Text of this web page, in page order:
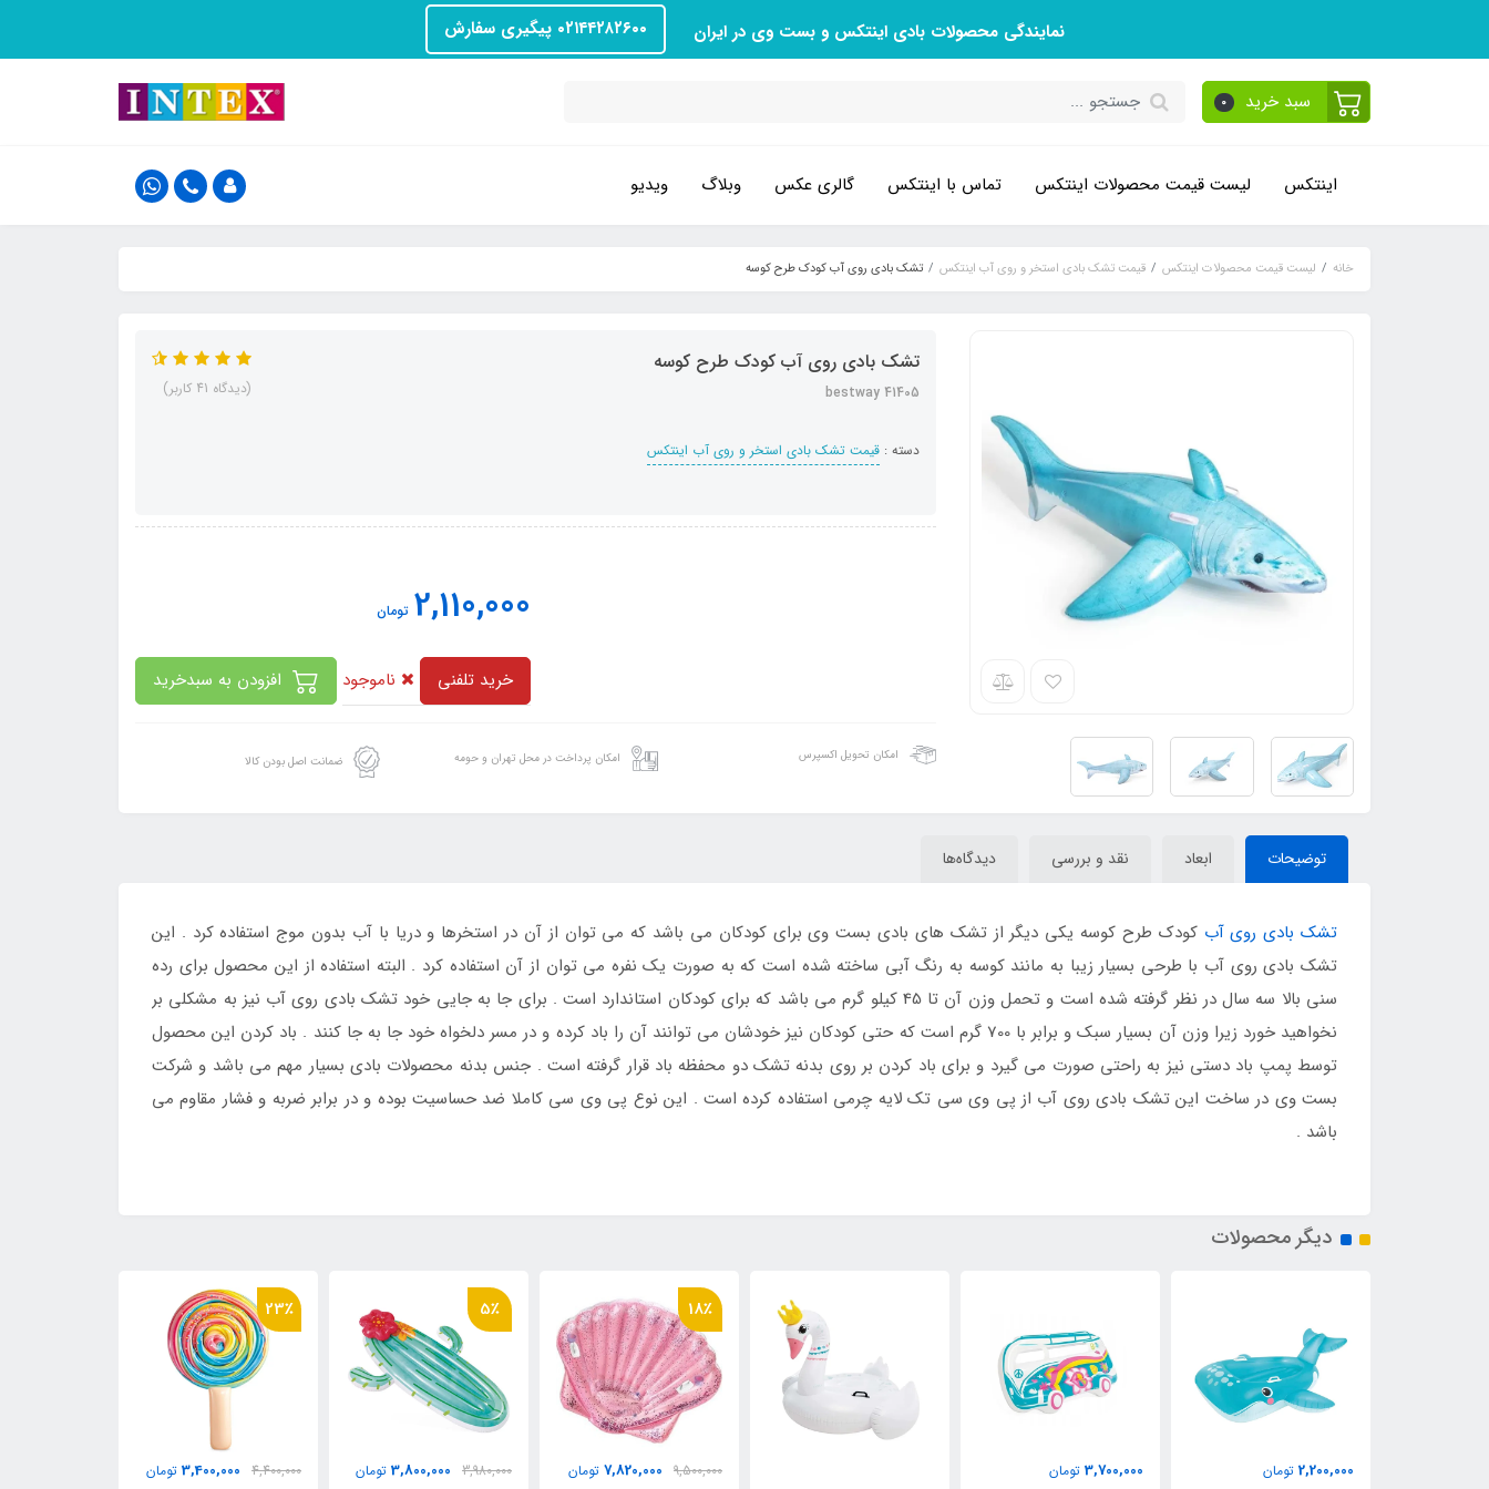
نمایندگی محصولات بادی اینتکس و بست وی در ایران ۰۲۱۴۴۲۸۲۶۰۰ پیگیری سفارش
سبد خرید 0
اینتکس لیست قیمت محصولات اینتکس تماس با اینتکس گالری عکس وبلاگ ویدیو
خانه لیست قیمت محصولات اینتکس قیمت تشک بادی استخر و روی آب اینتکس تشک بادی روی آب کودک طرح کوسه
تشک بادی روی آب کودک طرح کوسه
bestway 41405
دسته : قیمت تشک بادی استخر و روی آب اینتکس
(دیدگاه 41 کاربر)
2,110,000 تومان
خرید تلفنی ناموجود
امکان تحویل اکسپرس امکان پرداخت در محل تهران و حومه ضمانت اصل بودن کالا
توضیحات ابعاد نقد و بررسی دیدگاه‌ها
تشک بادی روی آب کودک طرح کوسه یکی دیگر از تشک های بادی بست وی برای کودکان می باشد که می توان از آن در استخرها و دریا با آب بدون موج استفاده کرد . این
تشک بادی روی آب با طرحی بسیار زیبا به مانند کوسه به رنگ آبی ساخته شده است که به صورت یک نفره می توان از آن استفاده کرد . البته استفاده از این محصول برای رده
سنی بالا سه سال در نظر گرفته شده است و تحمل وزن آن تا 45 کیلو گرم می باشد که برای کودکان استاندارد است . برای جا به جایی خود تشک بادی روی آب نیز به مشکلی بر
نخواهید خورد زیرا وزن آن بسیار سبک و برابر با 700 گرم است که حتی کودکان نیز خودشان می توانند آن را باد کرده و در مسر دلخواه خود جا به جا کنند . باد کردن این محصول
توسط پمپ باد دستی نیز به راحتی صورت می گیرد و برای باد کردن بر روی بدنه تشک دو محفظه باد قرار گرفته است . جنس بدنه محصولات بادی بسیار مهم می باشد و شرکت
بست وی در ساخت این تشک بادی روی آب از پی وی سی تک لایه چرمی استفاده کرده است . این نوع پی وی سی کاملا ضد حساسیت بوده و در برابر ضربه و فشار مقاوم می
باشد .
دیگر محصولات
2,200,000 تومان
3,700,000 تومان
18٪
9,500,000
7,820,000 تومان
5٪
3,980,000
3,800,000 تومان
23٪
4,400,000
3,400,000 تومان